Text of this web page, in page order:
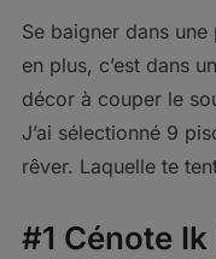
Se baigner dans
en plus, c’est dans
décor à couper le
J’ai sélectionné 9
rêver. Laquelle te
#1 Cénote